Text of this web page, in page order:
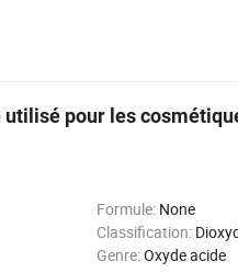
pour les
Formule: None
Classification:
Genre:Oxyde acide